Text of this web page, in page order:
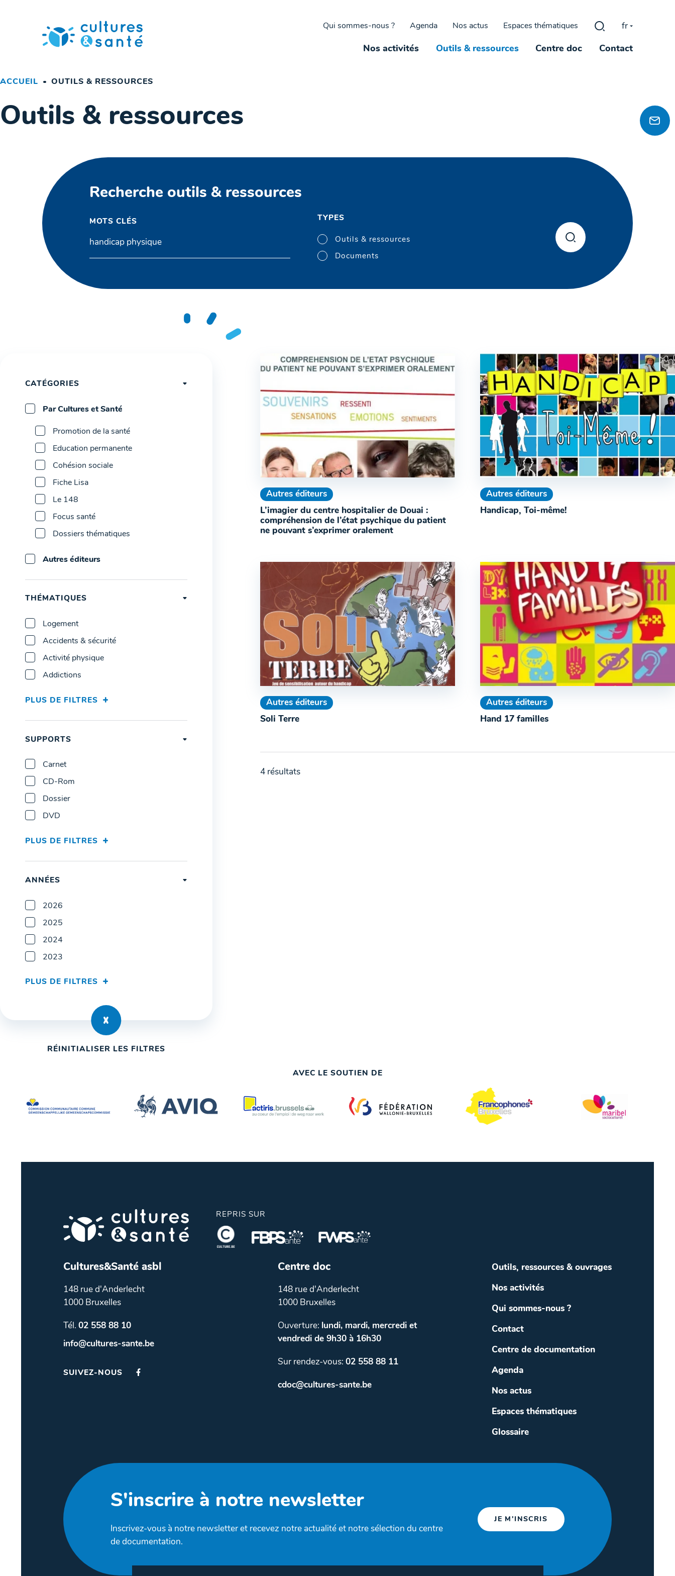
Qui sommes-nous ? Agenda Nos actus Espaces thématiques Rechercher :
fr
Nos activités Outils & ressources Centre doc Contact
ACCUEIL OUTILS & RESSOURCES
Outils & ressources
Recherche outils & ressources
MOTS CLÉS TYPES
Outils & ressources
Documents
CATÉGORIES
Par Cultures et Santé
Promotion de la santé
Education permanente
Cohésion sociale
Fiche Lisa
Le 148
Focus santé
Dossiers thématiques
Autres éditeurs
THÉMATIQUES
Logement
Accidents & sécurité
Activité physique
Addictions
PLUS DE FILTRES
SUPPORTS
Carnet
CD-Rom
Dossier
DVD
PLUS DE FILTRES
ANNÉES
2026
2025
2024
2023
PLUS DE FILTRES
RÉINITIALISER LES FILTRES
Autres éditeurs
L’imagier du centre hospitalier de Douai :
compréhension de l’état psychique du patient
ne pouvant s’exprimer oralement
Autres éditeurs
Handicap, Toi-même!
Autres éditeurs
Soli Terre
Autres éditeurs
Hand 17 familles
4 résultats
AVEC LE SOUTIEN DE
REPRIS SUR
Cultures&Santé asbl
148 rue d'Anderlecht
1000 Bruxelles
Tél. 02 558 88 10
info@cultures-sante.be
SUIVEZ-NOUS
Centre doc
148 rue d'Anderlecht
1000 Bruxelles
Ouverture: lundi, mardi, mercredi et
vendredi de 9h30 à 16h30
Sur rendez-vous: 02 558 88 11
cdoc@cultures-sante.be
Outils, ressources & ouvrages
Nos activités
Qui sommes-nous ?
Contact
Centre de documentation
Agenda
Nos actus
Espaces thématiques
Glossaire
S'inscrire à notre newsletter
Inscrivez-vous à notre newsletter et recevez notre actualité et notre sélection du centre
de documentation.
JE M'INSCRIS